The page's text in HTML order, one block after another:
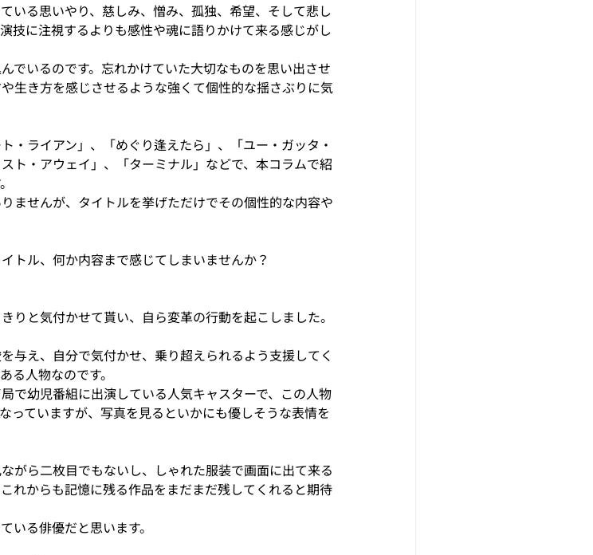
いる思いやり、慈しみ、憎み、孤独、希望、そして悲し
技に注視するよりも感性や魂に語りかけて来る感じがし
でいるのです。忘れかけていた大切なものを思い出させ
生き方を感じさせるような強くて個性的な揺さぶりに気
・ライアン」、「めぐり逢えたら」、「ユー・ガッタ・
ト・アウェイ」、「ターミナル」などで、本コラムで紹
ませんが、タイトルを挙げただけでその個性的な内容や
トル、何か内容まで感じてしまいませんか？
りと気付かせて貰い、自ら変革の行動を起こしました。
与え、自分で気付かせ、乗り超えられるよう支援してく
る人物なのです。
で幼児番組に出演している人気キャスターで、この人物
っていますが、写真を見るといかにも優しそうな表情を
がら二枚目でもないし、しゃれた服装で画面に出て来る
れからも記憶に残る作品をまだまだ残してくれると期待
いる俳優だと思います。